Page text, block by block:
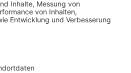
dann eine Firma
am Dienstag
Dem unbekannten
Abfallentsorgung
Stadt den Verursacher